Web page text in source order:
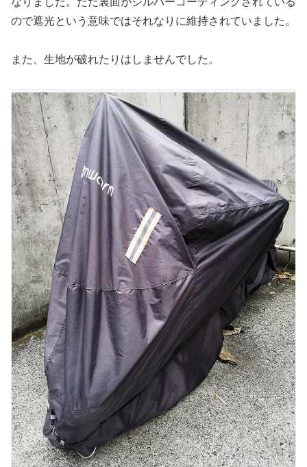
ので遮光という意味ではそれなりに維持されていました。
また、生地が破れたりはしませんでした。